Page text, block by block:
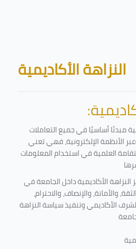
Blocks
النزاهة الأكاديمية
مبدئا أساسيًا في جميع التعاملات
الأنظمة الإلكترونية، فهي تعني
العلمية في استخدام المعلومات
الأكاديمية داخل الجامعة في
والأمانة، والإنصاف، والاحترام،
الأكاديمي وتنفيذ سياسة النزاهة